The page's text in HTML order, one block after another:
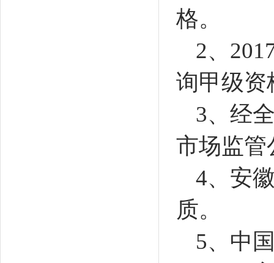
格。
2、
询甲级资
3、经
市场监管
4、安
质。
5、中